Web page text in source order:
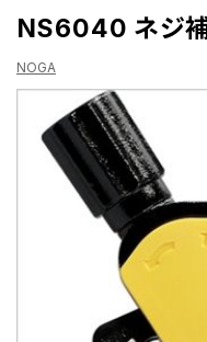
NS6040 ネジ
NOGA